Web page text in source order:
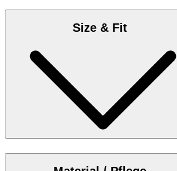
Size & Fit
Das Model trägt die Grösse 36 bei einer